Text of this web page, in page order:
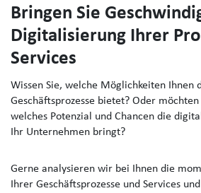
Bringen Sie
Digitalisierung Ihrer
Services
Wissen Sie, welche Möglichkeiten
Geschäftsprozesse bietet? Oder
welches Potenzial und Chancen die
Ihr Unternehmen bringt?
Gerne analysieren wir bei Ihnen die
Ihrer Geschäftsprozesse und Services